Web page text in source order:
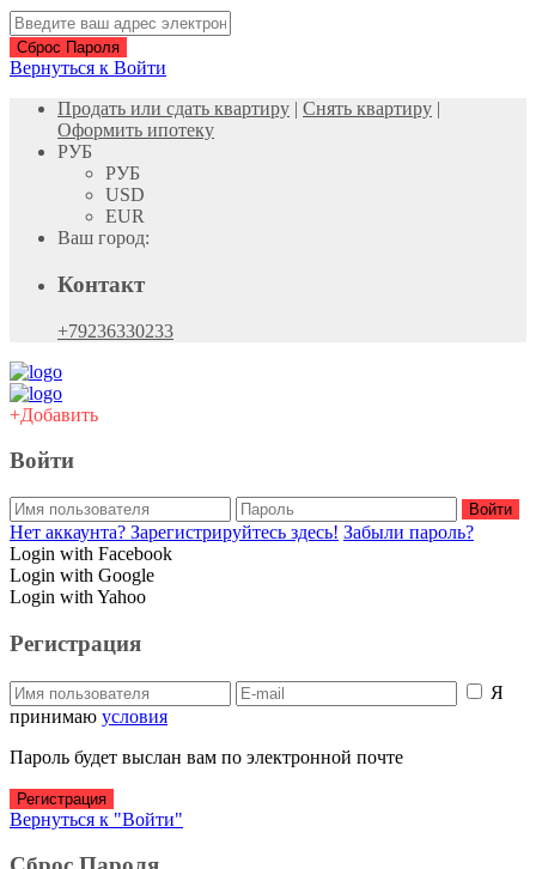
Сброс Пароля
Вернуться к Войти
Продать или сдать квартиру | Снять квартиру |
Оформить ипотеку
РУБ
РУБ
USD
EUR
Ваш город:
Контакт
+79236330233
+Добавить
Войти
Войти
Нет аккаунта? Зарегистрируйтесь здесь! Забыли пароль?
Login with Facebook
Login with Google
Login with Yahoo
Регистрация
Я
принимаю условия
Пароль будет выслан вам по электронной почте
Регистрация
Вернуться к "Войти"